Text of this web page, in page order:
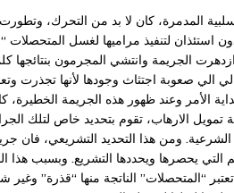
المدمرة، كان لا بد من التحرك،
استئذان لتنفيذ مراميها لغسل المتحصلات
الجريمة وانتشي المجرمون بنتائجها
الي صعوبة اجتثاث وجودها لأنها
الأمر وعند ظهور هذه الجريمة الخطيرة،
الارهاب، تقوم بتحديد خاص لتلك
الشرعية. ومن هذا التحديد التشريعي، فان
التي يحصرها ويحددها التشريع. وبسبب
“المتحصلات” الناتجة منها “قذرة” وغير